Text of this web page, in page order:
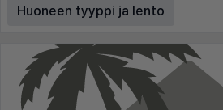
Huoneen tyyppi ja lento